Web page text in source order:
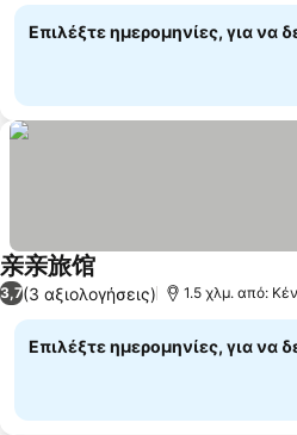
Επιλέξτε ημερομηνίες, για να
亲亲旅馆
3,7(3 αξιολογήσεις) 1.5 χλμ. από:
Επιλέξτε ημερομηνίες, για να